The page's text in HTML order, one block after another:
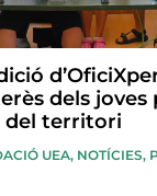
dels joves
del territori
UEA, NOTÍCIES,